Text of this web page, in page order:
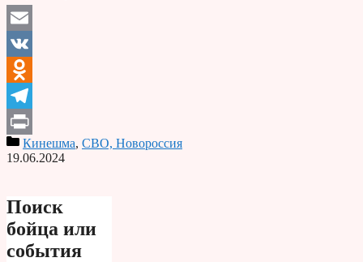
Email
VK
Odnoklassniki
Telegram
PrintКинешма, СВО, Новороссия
19.06.2024
Поиск
бойца или
события